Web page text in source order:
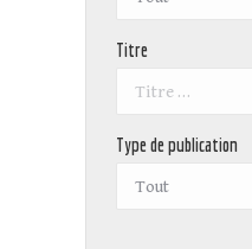
Titre
Type de publication